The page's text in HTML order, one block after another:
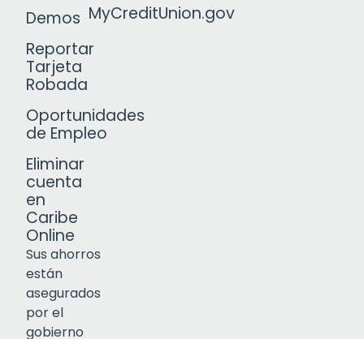
Demos
Reportar
Tarjeta
Robada
Oportunidades
de Empleo
Eliminar
cuenta
en
Caribe
Online
MyCreditUnion.gov
Sus ahorros
están
asegurados
por el
gobierno